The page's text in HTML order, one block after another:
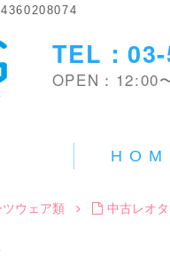
TEL：
OPEN：12:00
ツウェア類 中古レオ